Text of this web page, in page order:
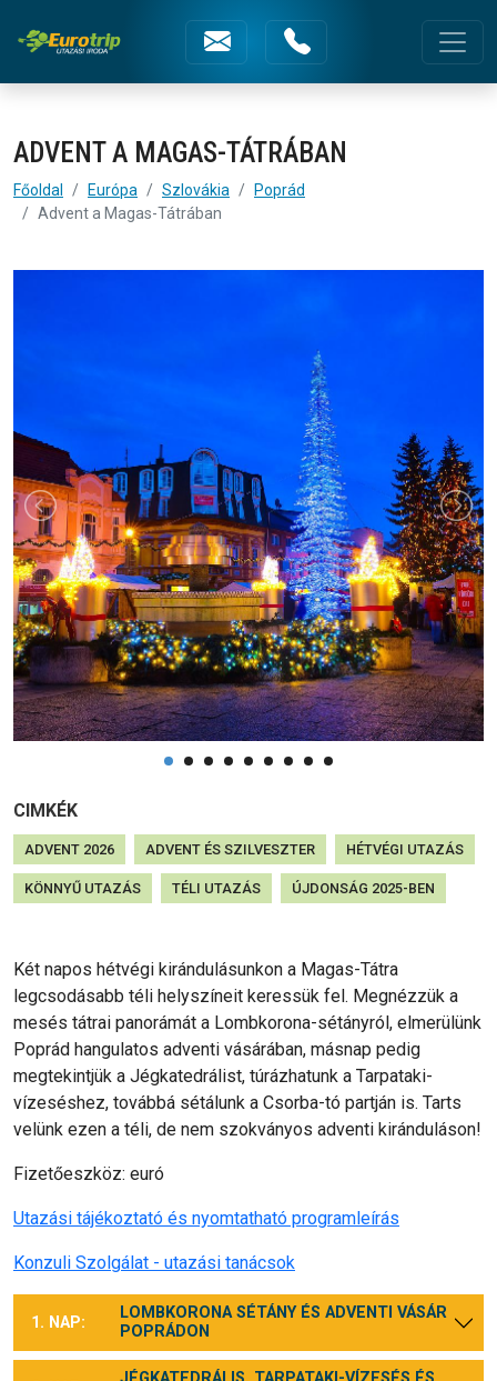
Advent a Magas-Tátrában
Fejléc menüsorok
ADVENT A MAGAS-TÁTRÁBAN
Főoldal Európa Szlovákia
Poprád
Advent a Magas-Tátrában
CIMKÉK
ADVENT 2026 ADVENT ÉS SZILVESZTER HÉTVÉGI UTAZÁS
KÖNNYŰ UTAZÁS TÉLI UTAZÁS ÚJDONSÁG 2025-BEN
Két napos hétvégi kirándulásunkon a Magas-Tátra
legcsodásabb téli helyszíneit keressük fel. Megnézzük a
mesés tátrai panorámát a Lombkorona-sétányról, elmerülünk
Poprád hangulatos adventi vásárában, másnap pedig
megtekintjük a Jégkatedrálist, túrázhatunk a Tarpataki-
vízeséshez, továbbá sétálunk a Csorba-tó partján is. Tarts
velünk ezen a téli, de nem szokványos adventi kiránduláson!
Fizetőeszköz: euró
Utazási tájékoztató és nyomtatható programleírás
Konzuli Szolgálat - utazási tanácsok
1. NAP:
LOMBKORONA SÉTÁNY ÉS ADVENTI VÁSÁR
POPRÁDON